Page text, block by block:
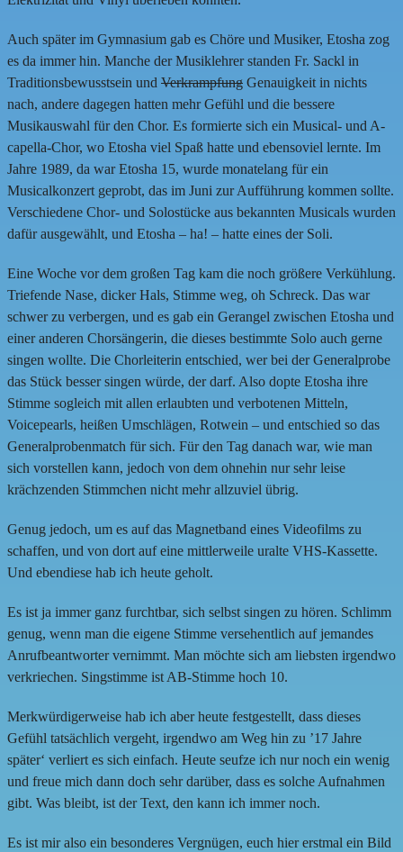
Auch später im Gymnasium gab es Chöre und Musiker, Etosha zog
es da immer hin. Manche der Musiklehrer standen Fr. Sackl in
Traditionsbewusstsein und Verkrampfung Genauigkeit in nichts
nach, andere dagegen hatten mehr Gefühl und die bessere
Musikauswahl für den Chor. Es formierte sich ein Musical- und A-
capella-Chor, wo Etosha viel Spaß hatte und ebensoviel lernte. Im
Jahre 1989, da war Etosha 15, wurde monatelang für ein
Musicalkonzert geprobt, das im Juni zur Aufführung kommen sollte.
Verschiedene Chor- und Solostücke aus bekannten Musicals wurden
dafür ausgewählt, und Etosha – ha! – hatte eines der Soli.
Eine Woche vor dem großen Tag kam die noch größere Verkühlung.
Triefende Nase, dicker Hals, Stimme weg, oh Schreck. Das war
schwer zu verbergen, und es gab ein Gerangel zwischen Etosha und
einer anderen Chorsängerin, die dieses bestimmte Solo auch gerne
singen wollte. Die Chorleiterin entschied, wer bei der Generalprobe
das Stück besser singen würde, der darf. Also dopte Etosha ihre
Stimme sogleich mit allen erlaubten und verbotenen Mitteln,
Voicepearls, heißen Umschlägen, Rotwein – und entschied so das
Generalprobenmatch für sich. Für den Tag danach war, wie man
sich vorstellen kann, jedoch von dem ohnehin nur sehr leise
krächzenden Stimmchen nicht mehr allzuviel übrig.
Genug jedoch, um es auf das Magnetband eines Videofilms zu
schaffen, und von dort auf eine mittlerweile uralte VHS-Kassette.
Und ebendiese hab ich heute geholt.
Es ist ja immer ganz furchtbar, sich selbst singen zu hören. Schlimm
genug, wenn man die eigene Stimme versehentlich auf jemandes
Anrufbeantworter vernimmt. Man möchte sich am liebsten irgendwo
verkriechen. Singstimme ist AB-Stimme hoch 10.
Merkwürdigerweise hab ich aber heute festgestellt, dass dieses
Gefühl tatsächlich vergeht, irgendwo am Weg hin zu ’17 Jahre
später‘ verliert es sich einfach. Heute seufze ich nur noch ein wenig
und freue mich dann doch sehr darüber, dass es solche Aufnahmen
gibt. Was bleibt, ist der Text, den kann ich immer noch.
Es ist mir also ein besonderes Vergnügen, euch hier erstmal ein Bild